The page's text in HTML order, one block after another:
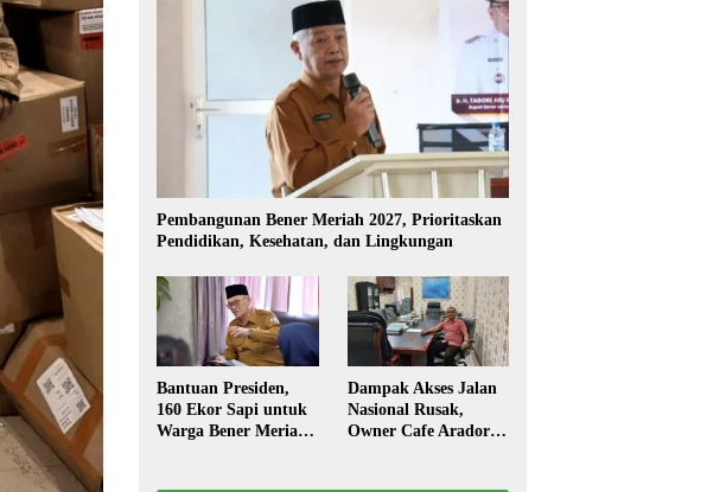
Pembangunan Bener Meriah 2027, Prioritaskan
Pendidikan, Kesehatan, dan Lingkungan
Bantuan Presiden,
160 Ekor Sapi untuk
Warga Bener Meriah
Dampak Akses Jalan
Nasional Rusak,
Owner Cafe Arador